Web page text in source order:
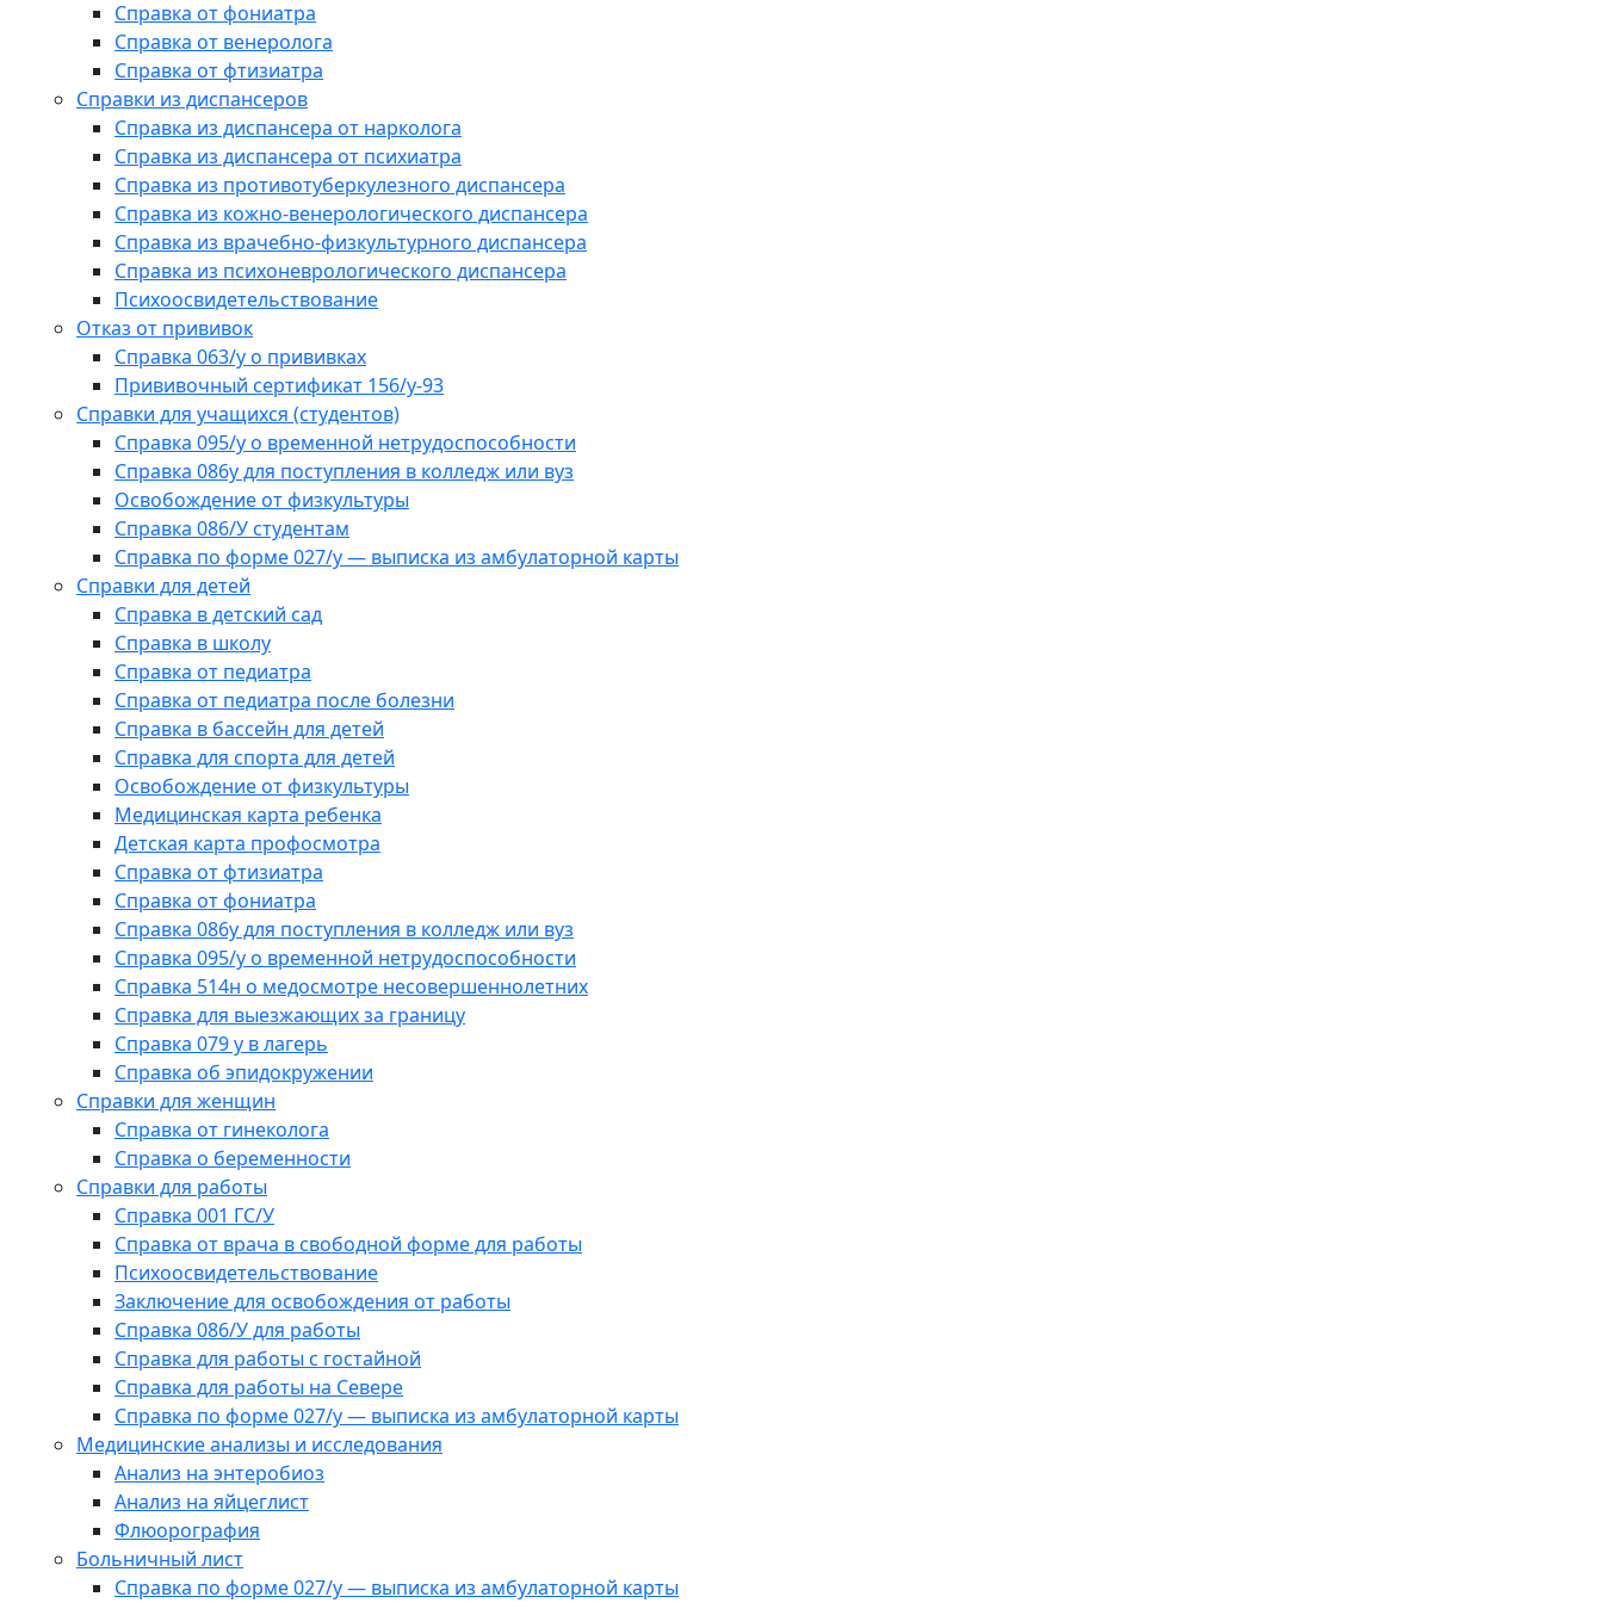
Справка от фониатра
Справка от венеролога
Справка от фтизиатра
Справки из диспансеров
Справка из диспансера от нарколога
Справка из диспансера от психиатра
Справка из противотуберкулезного диспансера
Справка из кожно-венерологического диспансера
Справка из врачебно-физкультурного диспансера
Справка из психоневрологического диспансера
Психоосвидетельствование
Отказ от прививок
Справка 063/у о прививках
Прививочный сертификат 156/у-93
Справки для учащихся (студентов)
Справка 095/у о временной нетрудоспособности
Справка 086у для поступления в колледж или вуз
Освобождение от физкультуры
Справка 086/У студентам
Справка по форме 027/у — выписка из амбулаторной карты
Справки для детей
Справка в детский сад
Справка в школу
Справка от педиатра
Справка от педиатра после болезни
Справка в бассейн для детей
Справка для спорта для детей
Освобождение от физкультуры
Медицинская карта ребенка
Детская карта профосмотра
Справка от фтизиатра
Справка от фониатра
Справка 086у для поступления в колледж или вуз
Справка 095/у о временной нетрудоспособности
Справка 514н о медосмотре несовершеннолетних
Справка для выезжающих за границу
Справка 079 у в лагерь
Справка об эпидокружении
Справки для женщин
Справка от гинеколога
Справка о беременности
Справки для работы
Справка 001 ГС/У
Справка от врача в свободной форме для работы
Психоосвидетельствование
Заключение для освобождения от работы
Справка 086/У для работы
Справка для работы с гостайной
Справка для работы на Севере
Справка по форме 027/у — выписка из амбулаторной карты
Медицинские анализы и исследования
Анализ на энтеробиоз
Анализ на яйцеглист
Флюорография
Больничный лист
Справка по форме 027/у — выписка из амбулаторной карты